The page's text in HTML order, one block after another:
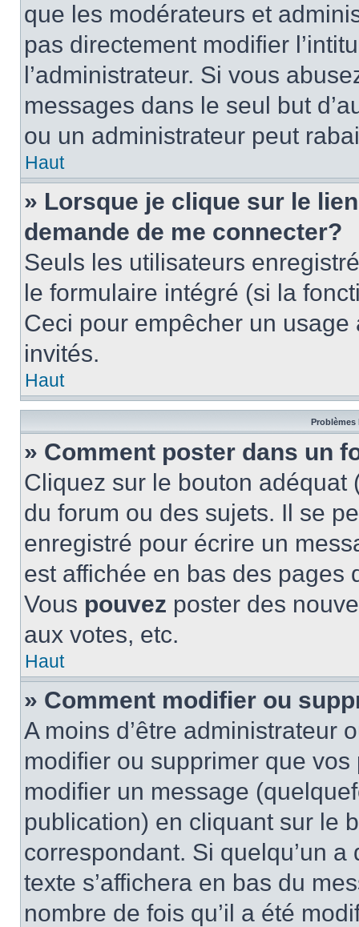
que les modérateurs et
pas directement modifier
l’administrateur. Si vous
messages dans le seul but
ou un administrateur peut
Haut
» Lorsque je clique sur le
demande de me connecter?
Seuls les utilisateurs
le formulaire intégré (si la
Ceci pour empêcher un
invités.
Haut
Problèmes
» Comment poster dans un
Cliquez sur le bouton
du forum ou des sujets. Il se
enregistré pour écrire un
est affichée en bas des pages
Vous pouvez poster des
aux votes, etc.
Haut
» Comment modifier ou
A moins d’être administrateur
modifier ou supprimer que
modifier un message
publication) en cliquant sur le
correspondant. Si quelqu’un
texte s’affichera en bas du
nombre de fois qu’il a été